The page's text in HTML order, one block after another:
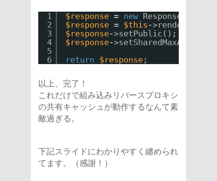
1
2
3
4
5
6
$response = new Response();
$response = $this ->render(
$response->setPublic();
$response-
return $response ;
以上、完了！
これだけで組み込みリバースプロキシ
の共有キャッシュが動作するなんて素
敵過ぎる。
下記スライドにわかりやすく纏められ
てます。（感謝！）